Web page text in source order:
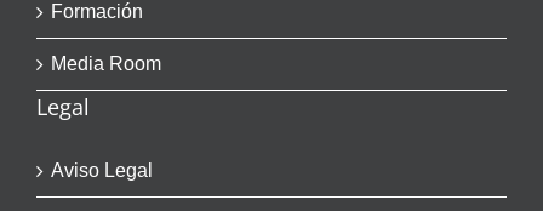
Formación
Media Room
Legal
Aviso Legal